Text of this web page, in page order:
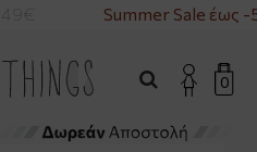
Summer Sale έως -
0